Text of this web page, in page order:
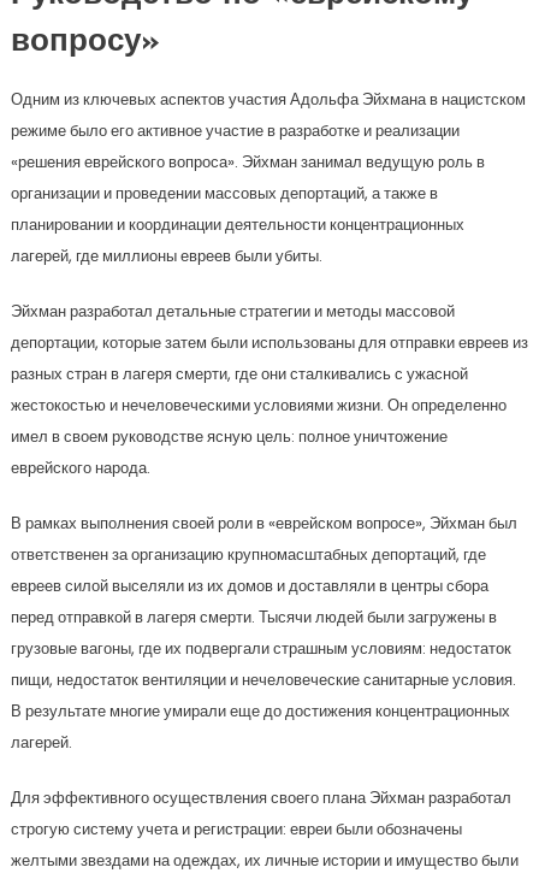
вопросу»
Одним из ключевых аспектов участия Адольфа Эйхмана в нацистском
режиме было его активное участие в разработке и реализации
«решения еврейского вопроса». Эйхман занимал ведущую роль в
организации и проведении массовых депортаций, а также в
планировании и координации деятельности концентрационных
лагерей, где миллионы евреев были убиты.
Эйхман разработал детальные стратегии и методы массовой
депортации, которые затем были использованы для отправки евреев из
разных стран в лагеря смерти, где они сталкивались с ужасной
жестокостью и нечеловеческими условиями жизни. Он определенно
имел в своем руководстве ясную цель: полное уничтожение
еврейского народа.
В рамках выполнения своей роли в «еврейском вопросе», Эйхман был
ответственен за организацию крупномасштабных депортаций, где
евреев силой выселяли из их домов и доставляли в центры сбора
перед отправкой в лагеря смерти. Тысячи людей были загружены в
грузовые вагоны, где их подвергали страшным условиям: недостаток
пищи, недостаток вентиляции и нечеловеческие санитарные условия.
В результате многие умирали еще до достижения концентрационных
лагерей.
Для эффективного осуществления своего плана Эйхман разработал
строгую систему учета и регистрации: евреи были обозначены
желтыми звездами на одеждах, их личные истории и имущество были